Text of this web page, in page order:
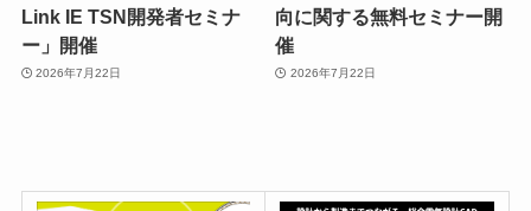
Link IE TSN開発者セミナ
ー」開催
2026年7月22日
向に関する無料セミナー開
催
2026年7月22日